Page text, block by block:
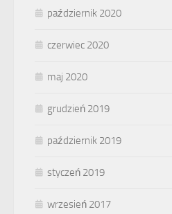
październik 2020
czerwiec 2020
maj 2020
grudzień 2019
październik 2019
styczeń 2019
wrzesień 2017